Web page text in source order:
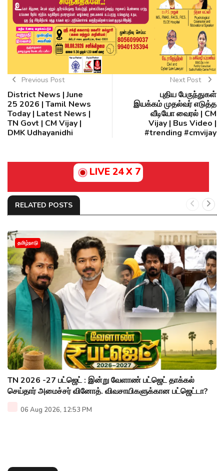
Previous Post
District News | June
25 2026 | Tamil News
Today | Latest News |
TN Govt | CM Vijay |
DMK Udhayanidhi
Next Post
புதிய பேருந்துகள்
இயக்கம் முதல்வர் எடுத்த
வீடியோ வைரல் | CM
Vijay | Bus Video |
#trending #cmvijay
LIVE 24 X 7
RELATED POSTS
தமிழ்நாடு
TN 2026 -27 பட்ஜெட் : இன்று வேளாண் பட்ஜெட் தாக்கல்
செய்தார் அமைச்சர் வினோத். விவசாயிகளுக்கான பட்ஜெட்டா?
06 Aug 2026, 12:53 PM